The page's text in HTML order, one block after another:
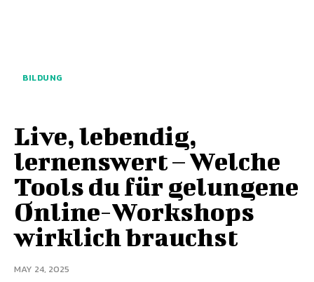
BILDUNG
Live, lebendig,
lernenswert – Welche
Tools du für gelungene
Online-Workshops
wirklich brauchst
MAY 24, 2025